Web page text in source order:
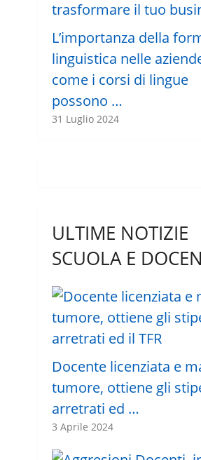
L’importanza della
linguistica nelle
come i corsi di lingue
possono …
31 Luglio 2024
ULTIME NOTIZIE
SCUOLA E
Docente licenziata e
tumore, ottiene gli
arretrati ed …
3 Aprile 2024